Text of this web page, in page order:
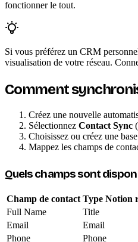
fonctionner le tout.
Si vous préférez un CRM
visualisation de votre réseau.
Comment
Créez une nouvelle
Sélectionnez Contact Sync (
Choisissez ou créez une
Mappez les champs de
Quels champs sont
Champ de contact Type Notion
Full Name
Title
Email
Email
Phone
Phone